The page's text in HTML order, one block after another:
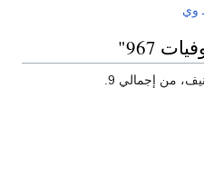
وي
967"